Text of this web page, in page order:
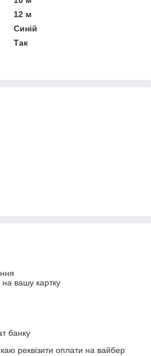
12 м
Синій
Так
вашу картку
банку
реквізити оплати на вайбер